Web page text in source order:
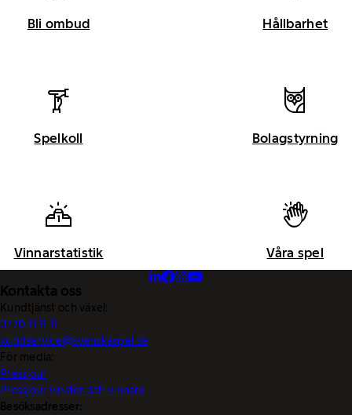
Bli ombud Hållbarhet
Spelkoll Bolagstyrning
Vinnarstatistik Våra spel
Kontakta oss
Kundtjänst och växel:
0770-11 11 11
kundservice@svenskaspel.se
För media:
Pressjour
Pressjour vinster och vinnare
Besöksadresser: